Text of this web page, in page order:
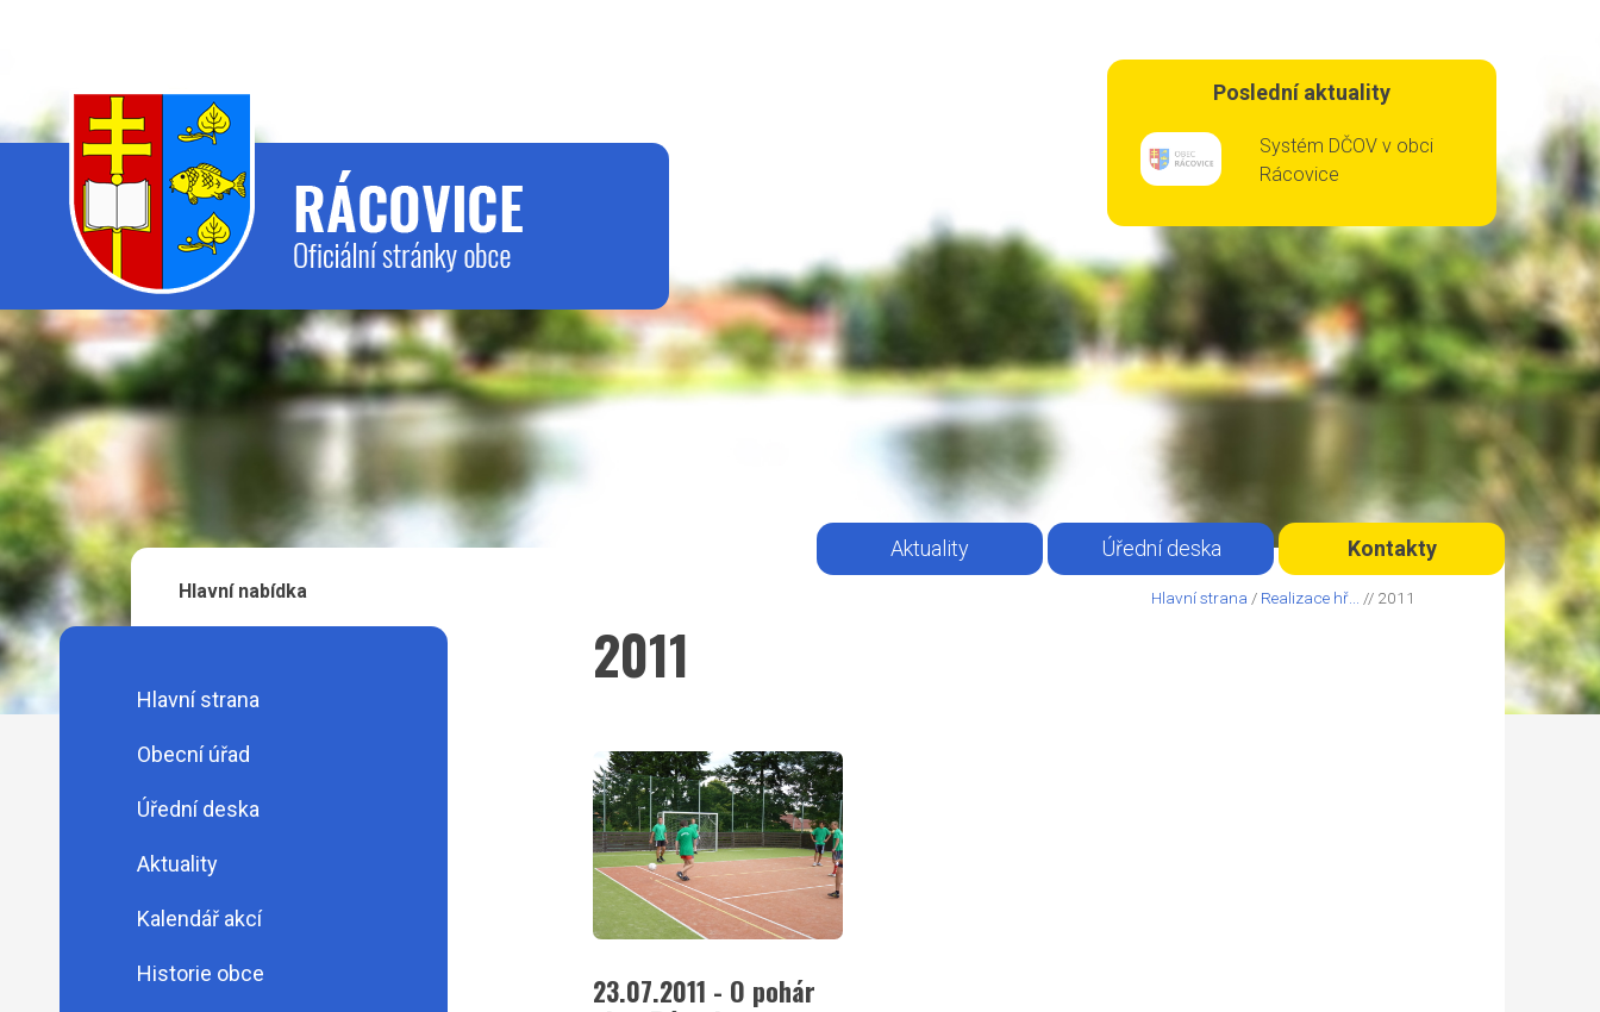
Poslední aktuality
Systém DČOV v obci
Rácovice
Hlavní nabídka
Hlavní strana
Obecní úřad
Úřední deska
Aktuality
Kalendář akcí
Historie obce
Hlavní strana / Realizace hř... // 2011
2011
23.07.2011 - O pohár
Aktuality Úřední deska Kontakty